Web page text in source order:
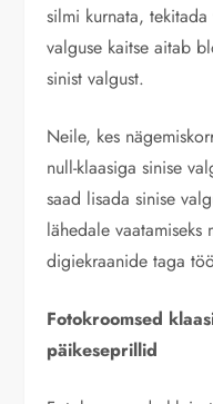
silmi kurnata,
valguse kaitse aitab
sinist valgust.
Neile, kes
null-klaasiga sinise
saad lisada sinise
lähedale
digiekraanide taga
Fotokroomsed
päikeseprillid